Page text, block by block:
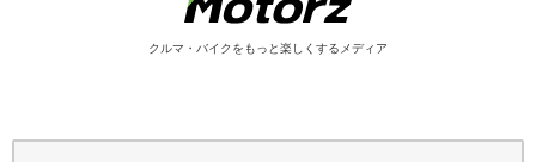
クルマ・バイクをもっと楽しくするメディア